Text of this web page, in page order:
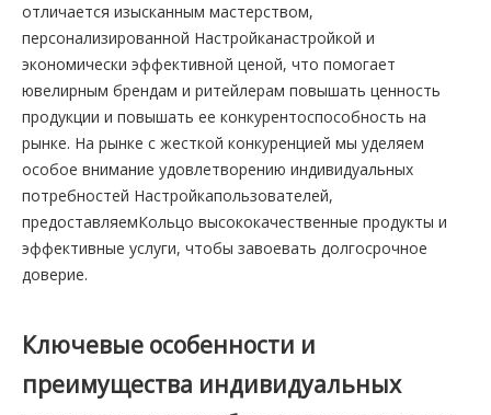
отличается изысканным мастерством,
персонализированной Настройканастройкой и
экономически эффективной ценой, что помогает
ювелирным брендам и ритейлерам повышать ценность
продукции и повышать ее конкурентоспособность на
рынке. На рынке с жесткой конкуренцией мы уделяем
особое внимание удовлетворению индивидуальных
потребностей Настройкапользователей,
предоставляемКольцо высококачественные продукты и
эффективные услуги, чтобы завоевать долгосрочное
доверие.
Ключевые особенности и
преимущества индивидуальных